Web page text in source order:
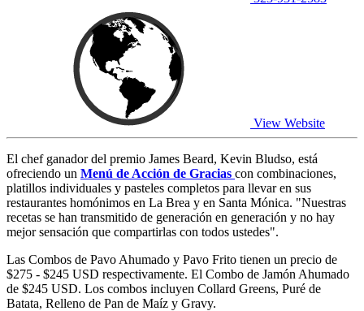
View Website
El chef ganador del premio James Beard, Kevin Bludso, está
ofreciendo un Menú de Acción de Gracias con combinaciones,
platillos individuales y pasteles completos para llevar en sus
restaurantes homónimos en La Brea y en Santa Mónica. "Nuestras
recetas se han transmitido de generación en generación y no hay
mejor sensación que compartirlas con todos ustedes".
Las Combos de Pavo Ahumado y Pavo Frito tienen un precio de
$275 - $245 USD respectivamente. El Combo de Jamón Ahumado
de $245 USD. Los combos incluyen Collard Greens, Puré de
Batata, Relleno de Pan de Maíz y Gravy.